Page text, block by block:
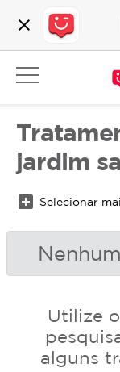
close
jardim
add_box Selecionar
Utilize
alguns